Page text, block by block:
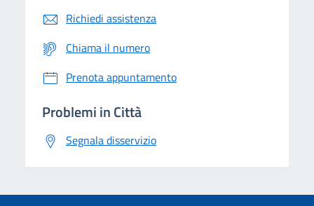
Richiedi assistenza
Chiama il numero
Prenota appuntamento
Problemi in Città
Segnala disservizio